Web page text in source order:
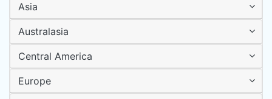
Asia
Australasia
Central America
Europe